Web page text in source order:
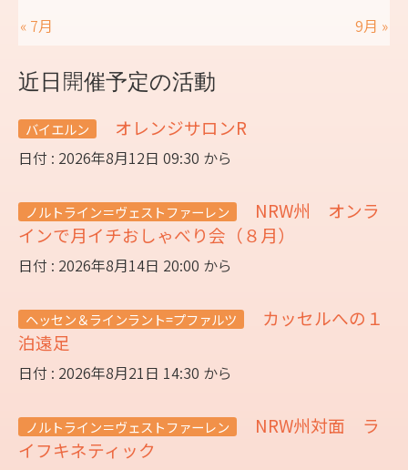
« 7月
9月 »
近日開催予定の活動
バイエルン オレンジサロンR
日付 : 2026年8月12日 09:30 から
ノルトライン＝ヴェストファーレン
NRW州 オンラ
インで月イチおしゃべり会（８月）
日付 : 2026年8月14日 20:00 から
ヘッセン＆ラインラント=プファルツ
カッセルへの１
泊遠足
日付 : 2026年8月21日 14:30 から
ノルトライン＝ヴェストファーレン
NRW州対面 ラ
イフキネティック